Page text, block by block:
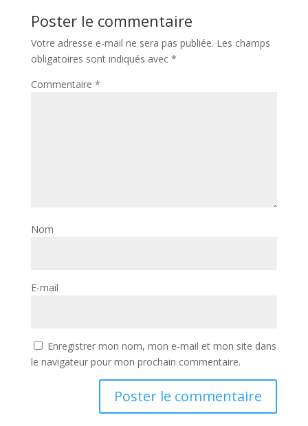
Poster le commentaire
Votre adresse e-mail ne sera pas publiée. Les champs
obligatoires sont indiqués avec *
Commentaire *
Nom
E-mail
Enregistrer mon nom, mon e-mail et mon site dans
le navigateur pour mon prochain commentaire.